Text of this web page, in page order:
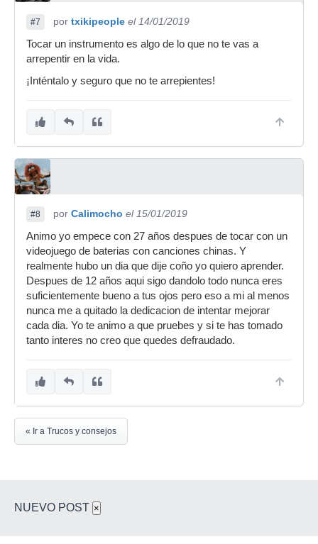
#7 por txikipeople el 14/01/2019
Tocar un instrumento es algo de lo que no te vas a
arrepentir en la vida.
¡Inténtalo y seguro que no te arrepientes!
#8 por Calimocho el 15/01/2019
Animo yo empece con 27 años despues de tocar con un
videojuego de baterias con canciones chinas. Y
realmente hubo un dia que dije coño yo quiero aprender.
Despues de 12 años aqui sigo dandolo todo nunca eres
suficientemente bueno a tus ojos pero eso a mi al menos
nunca me a quitado la dedicacion de intentar mejorar
cada dia. Yo te animo a que pruebes y si te has tomado
tanto interes no creo que quedes defraudado.
« Ir a Trucos y consejos
NUEVO POST ×